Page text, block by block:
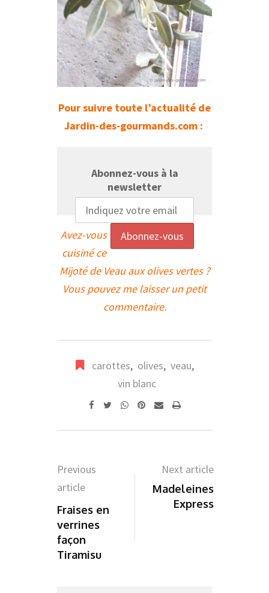
Pour suivre toute l’actualité de
Jardin-des-gourmands.com :
Abonnez-vous à la
newsletter
Avez-vous
cuisiné ce
Mijoté de Veau aux olives vertes ?
Vous pouvez me laisser un petit
commentaire.
carottes, olives, veau,
vin blanc
WhatsappPinterest
SharePrint
Previous
article
Fraises en
verrines
façon
Tiramisu
Next article
Madeleines
Express